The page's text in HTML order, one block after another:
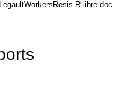
LegaultWorkersResis-R-libre.doc